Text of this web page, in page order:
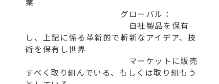
グローバル：
自社製品を保有
し、上記に係る革新的で斬新なアイデア、技
術を保有し世界
マーケットに販売
すべく取り組んでいる、もしくは取り組もう